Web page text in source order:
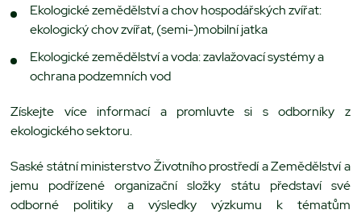
Ekologické zemědělství a chov hospodářských zvířat:
ekologický chov zvířat, (semi-)mobilní jatka
Ekologické zemědělství a voda: zavlažovací systémy a
ochrana podzemních vod
Získejte více informací a promluvte si s odborníky z
ekologického sektoru.
Saské státní ministerstvo Životního prostředí a Zemědělství a
jemu podřízené organizační složky státu představí své
odborné politiky a výsledky výzkumu k tématům